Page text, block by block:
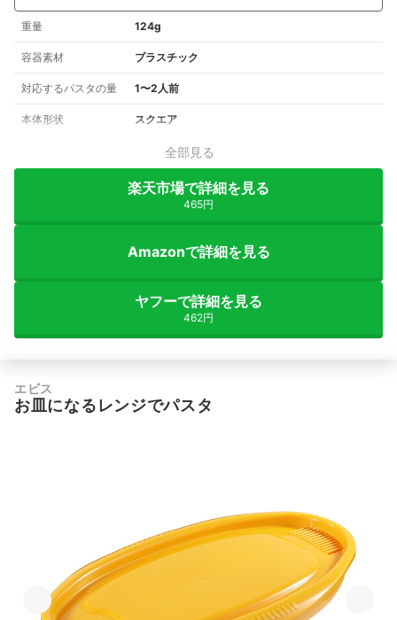
重量 124g
容器素材 プラスチック
対応するパスタの量 1〜2人前
本体形状 スクエア
全部見る
楽天市場で詳細を見る
465円
Amazonで詳細を見る
ヤフーで詳細を見る
462円
エビス
お皿になるレンジでパスタ